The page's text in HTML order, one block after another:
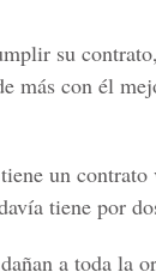
su
más con él
un contrato
tiene por
a toda la